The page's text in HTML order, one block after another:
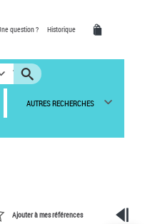
question ? Historique
AUTRES RECHERCHES
Ajouter à mes références